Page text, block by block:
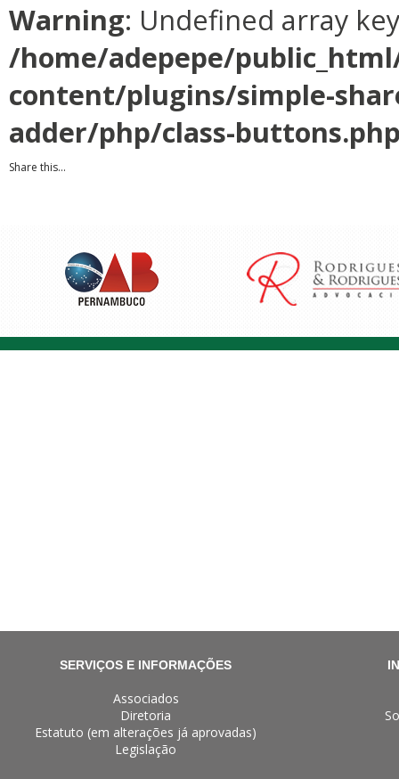
Warning: Undefined array
/home/adepepe/
content/plugins/simple-
adder/php/class-
Share this...
SERVIÇOS E INFORMAÇÕES
Associados
Diretoria
Estatuto (em alterações já aprovadas)
Legislação